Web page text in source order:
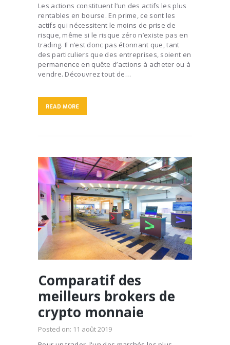
Les actions constituent l’un des actifs les plus
rentables en bourse. En prime, ce sont les
actifs qui nécessitent le moins de prise de
risque, même si le risque zéro n’existe pas en
trading. Il n’est donc pas étonnant que, tant
des particuliers que des entreprises, soient en
permanence en quête d’actions à acheter ou à
vendre. Découvrez tout de…
READ MORE
Comparatif des
meilleurs brokers de
crypto monnaie
Posted on: 11 août 2019